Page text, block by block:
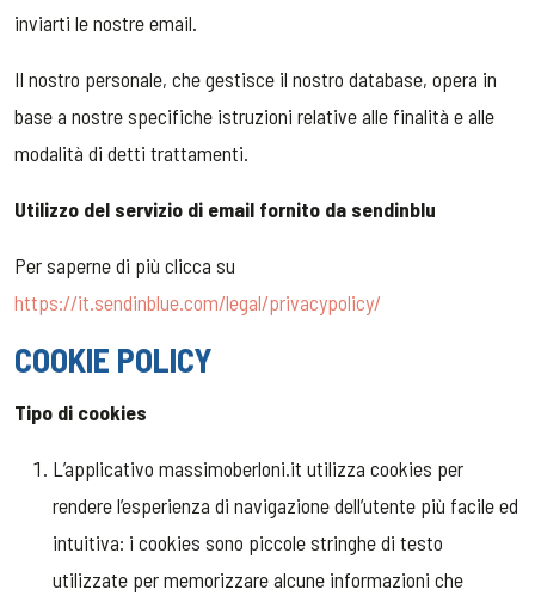
inviarti le nostre email.
Il nostro personale, che gestisce il nostro database, opera in
base a nostre specifiche istruzioni relative alle finalità e alle
modalità di detti trattamenti.
Utilizzo del servizio di email fornito da sendinblu
Per saperne di più clicca su
https://it.sendinblue.com/legal/privacypolicy/
COOKIE POLICY
Tipo di cookies
L’applicativo massimoberloni.it utilizza cookies per
rendere l’esperienza di navigazione dell’utente più facile ed
intuitiva: i cookies sono piccole stringhe di testo
utilizzate per memorizzare alcune informazioni che